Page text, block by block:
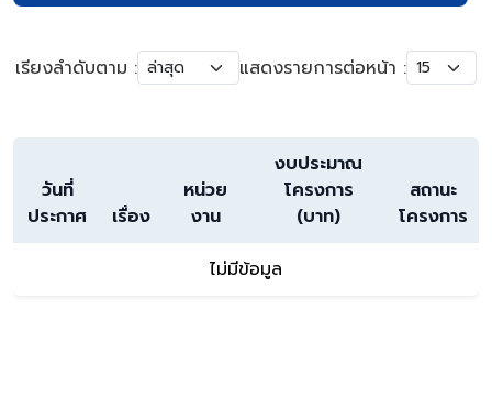
เรียงลำดับตาม : แสดงรายการต่อหน้า :
วันที่
ประกาศ
เรื่อง
หน่วย
งาน
งบประมาณ
โครงการ
(บาท)
สถานะ
โครงการ
ไม่มีข้อมูล